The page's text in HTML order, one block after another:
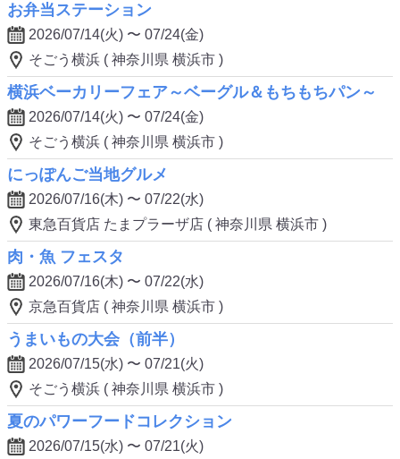
お弁当ステーション
2026/07/14(火) 〜 07/24(金)
そごう横浜 ( 神奈川県 横浜市 )
横浜ベーカリーフェア～ベーグル＆もちもちパン～
2026/07/14(火) 〜 07/24(金)
そごう横浜 ( 神奈川県 横浜市 )
にっぽんご当地グルメ
2026/07/16(木) 〜 07/22(水)
東急百貨店 たまプラーザ店 ( 神奈川県 横浜市 )
肉・魚 フェスタ
2026/07/16(木) 〜 07/22(水)
京急百貨店 ( 神奈川県 横浜市 )
うまいもの大会（前半）
2026/07/15(水) 〜 07/21(火)
そごう横浜 ( 神奈川県 横浜市 )
夏のパワーフードコレクション
2026/07/15(水) 〜 07/21(火)